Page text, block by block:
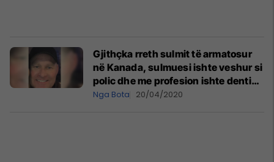
Gjithçka rreth sulmit të armatosur
në Kanada, sulmuesi ishte veshur si
polic dhe me profesion ishte dentist
– drama për kapjen e tij ka zgjatur 12
Nga Bota 20/04/2020